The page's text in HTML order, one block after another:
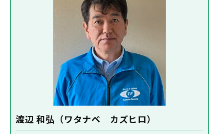
渡辺 和弘（ワタナベ カズヒロ）